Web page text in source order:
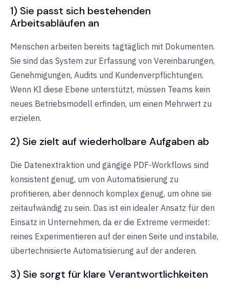
1) Sie passt sich bestehenden
Arbeitsabläufen an
Menschen arbeiten bereits tagtäglich mit Dokumenten.
Sie sind das System zur Erfassung von Vereinbarungen,
Genehmigungen, Audits und Kundenverpflichtungen.
Wenn KI diese Ebene unterstützt, müssen Teams kein
neues Betriebsmodell erfinden, um einen Mehrwert zu
erzielen.
2) Sie zielt auf wiederholbare Aufgaben ab
Die Datenextraktion und gängige PDF-Workflows sind
konsistent genug, um von Automatisierung zu
profitieren, aber dennoch komplex genug, um ohne sie
zeitaufwändig zu sein. Das ist ein idealer Ansatz für den
Einsatz in Unternehmen, da er die Extreme vermeidet:
reines Experimentieren auf der einen Seite und instabile,
übertechnisierte Automatisierung auf der anderen.
3) Sie sorgt für klare Verantwortlichkeiten